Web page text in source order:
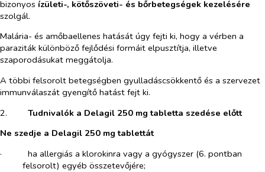
bizonyos ízületi-, kötőszöveti- és bőrbetegségek kezelésére
szolgál.
Malária- és amőbaellenes hatását úgy fejti ki, hogy a vérben a
paraziták különböző fejlődési formáit elpusztítja, illetve
szaporodásukat meggátolja.
A többi felsorolt betegségben gyulladáscsökkentő és a szervezet
immunválaszát gyengítő hatást fejt ki.
2.​
Tudnivalók a Delagil 250 mg tabletta szedése előtt
Ne szedje a Delagil 250 mg tablettát
·​
ha allergiás a klorokinra vagy a gyógyszer (6. pontban
felsorolt) egyéb összetevőjére;